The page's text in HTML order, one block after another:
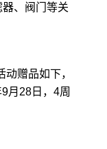
、阀门等关
赠品如下，
月28日，4周